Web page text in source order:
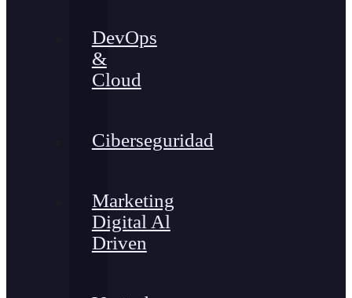
DevOps
&
Cloud
Ciberseguridad
Marketing
Digital Al
Driven